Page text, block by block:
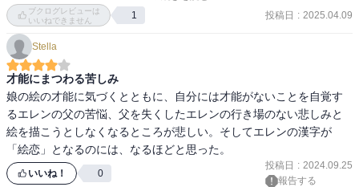
この始まり方が好き。
この頃の光一は見ていて恥ずかしくなってしまうが、
仕事を巻き取ってくれたりジャケットを買わせて
プレゼンに参加させてくれたり
神谷さんが本当に恰好よくて、それは憧れるよなと思う。
絵は誰でも描けると強要されるのは嫌だな。
授業だから仕方ないのも分かるのだが。
ブクログレビューは
いいねできません
1 投稿日 : 2025.04.09
Stella
才能にまつわる苦しみ
娘の絵の才能に気づくとともに、自分には才能がないことを自覚す
るエレンの父の苦悩、父を失くしたエレンの行き場のない悲しみと
絵を描こうとしなくなるところが悲しい。そしてエレンの漢字が
「絵恋」となるのには、なるほどと思った。
いいね！ 0
投稿日 : 2024.09.25
報告する